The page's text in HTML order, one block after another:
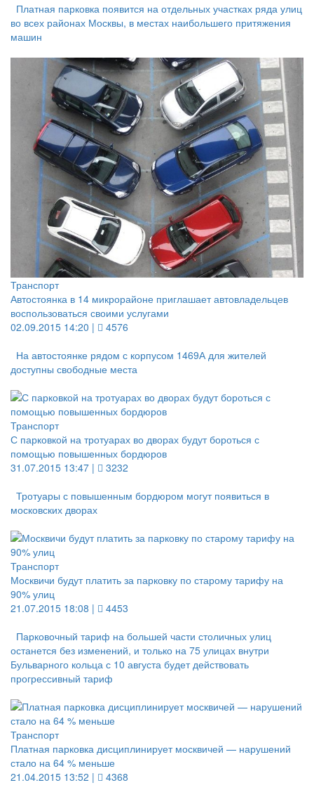
Платная парковка появится на отдельных участках ряда улиц
во всех районах Москвы, в местах наибольшего притяжения
машин
Транспорт
Автостоянка в 14 микрорайоне приглашает автовладельцев
воспользоваться своими услугами
02.09.2015 14:20 |
4576
На автостоянке рядом с корпусом 1469А для жителей
доступны свободные места
Транспорт
С парковкой на тротуарах во дворах будут бороться с
помощью повышенных бордюров
31.07.2015 13:47 |
3232
Тротуары с повышенным бордюром могут появиться в
московских дворах
Транспорт
Москвичи будут платить за парковку по старому тарифу на
90% улиц
21.07.2015 18:08 |
4453
Парковочный тариф на большей части столичных улиц
останется без изменений, и только на 75 улицах внутри
Бульварного кольца с 10 августа будет действовать
прогрессивный тариф
Транспорт
Платная парковка дисциплинирует москвичей — нарушений
стало на 64 % меньше
21.04.2015 13:52 |
4368